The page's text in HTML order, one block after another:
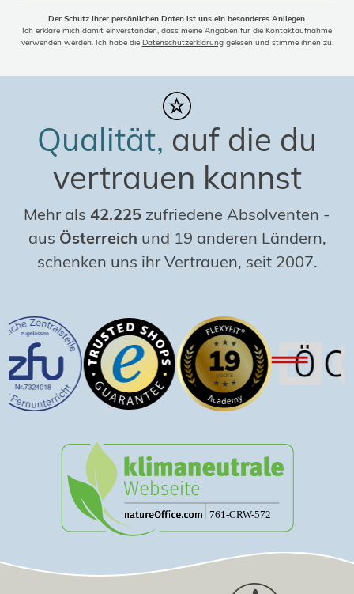
Der Schutz Ihrer persönlichen Daten ist uns ein besonderes Anliegen.
Ich erkläre mich damit einverstanden, dass meine Angaben für die Kontaktaufnahme
verwenden werden. Ich habe die Datenschutzerklärunggelesen und stimme ihnen zu.
Qualität, auf die du
vertrauen kannst
Mehr als 42.225 zufriedene Absolventen -
aus Österreich und 19 anderen Ländern,
schenken uns ihr Vertrauen, seit 2007.